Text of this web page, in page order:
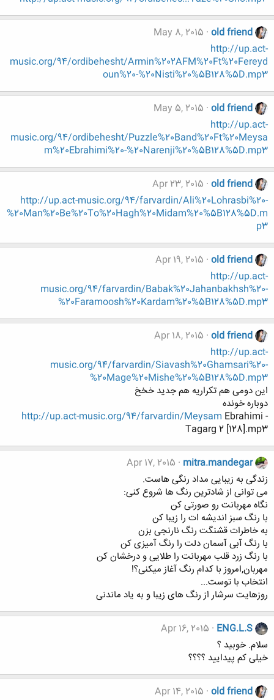
old friend
May 8, 2015
http://up.act-
music.org/94/ordibehesht/Armin%202AFM%20Ft%20Fereyd
oun%20-%20Nisti%20%5B128%5D.mp3
old friend
May 5, 2015
http://up.act-
music.org/94/ordibehesht/Puzzle%20Band%20Ft%20Meysa
m%20Ebrahimi%20-%20Narenji%20%5B128%5D.mp3
old friend
Apr 23, 2015
http://up.act-music.org/94/farvardin/Ali%20Lohrasbi%20-
%20Man%20Be%20To%20Hagh%20Midam%20%5B128%5D.m
p3
old friend
Apr 19, 2015
http://up.act-
music.org/94/farvardin/Babak%20Jahanbakhsh%20-
%20Faramoosh%20Kardam%20%5B128%5D.mp3
old friend
Apr 18, 2015
http://up.act-
music.org/94/farvardin/Siavash%20Ghamsari%20-
%20Mage%20Mishe%20%5B128%5D.mp3
این دومی هم تکراریه هم جدید خخخ
دوباره خونده
http://up.act-music.org/94/farvardin/Meysam Ebrahimi -
Tagarg 2 [128].mp3
mitra.mandegar
Apr 17, 2015
زندگی به زیبایی مداد رنگی هاست.
می توانی از شادترین رنگ ها شروع کنی:
نگاه مهربانت رو صورتی کن
با رنگ سبز اندیشه ات را زیبا کن
به خاطرات قشنگت رنگ نارنجی بزن
با رنگ آبی آسمان دلت را رنگ آمیزی کن
با رنگ زرد قلب مهربانت را طلایی و درخشان کن
مهربان,امروز با کدام رنگ آغاز میکنی؟!
انتخاب با توست...
روزهایت سرشار از رنگ های زیبا و به یاد ماندنی
ENG.L.S
Apr 16, 2015
سلام. خوبید ؟
خیلی کم پیدایید ؟؟؟؟
old friend
Apr 14, 2015